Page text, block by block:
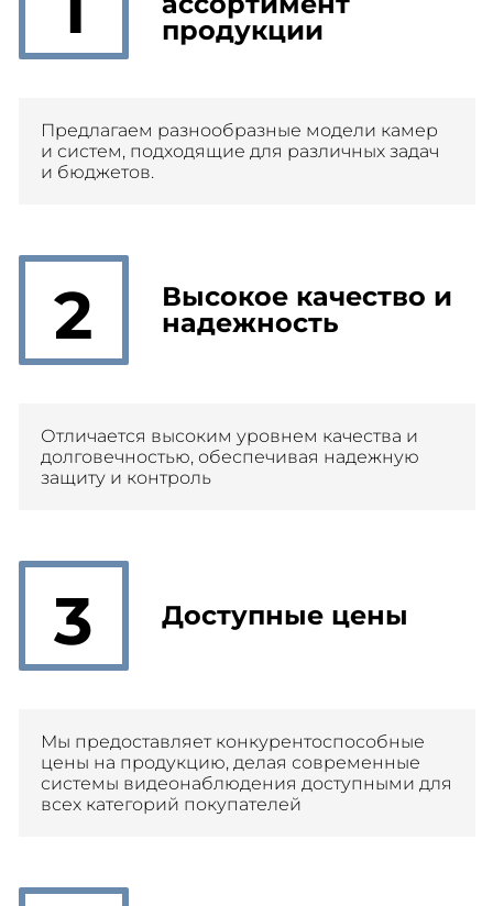
продукции
Предлагаем разнообразные модели камер
и систем, подходящие для различных задач
и бюджетов.
2
Высокое качество и
надежность
Отличается высоким уровнем качества и
долговечностью, обеспечивая надежную
защиту и контроль
3 Доступные цены
Мы предоставляет конкурентоспособные
цены на продукцию, делая современные
системы видеонаблюдения доступными для
всех категорий покупателей